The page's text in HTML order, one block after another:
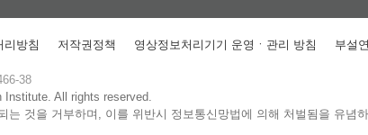
리방침 저작권정책 영상정보처리기기 운영ㆍ관리 방침 부설
38
Institute.All rights reserved.
는 것을 거부하며, 이를 위반시 정보통신망법에 의해 처벌됨을 유념